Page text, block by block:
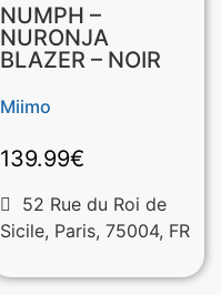
NUMPH –
NURONJA
BLAZER – NOIR
Miimo
139.99€
52 Rue du Roi de
Sicile, Paris, 75004, FR